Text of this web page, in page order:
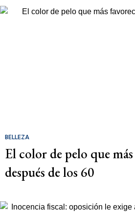
BELLEZA
El color de pelo que
después de los 60